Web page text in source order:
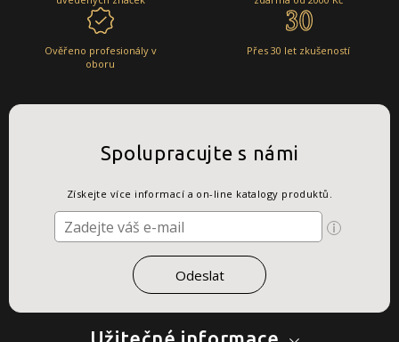
Ověřeno profesionály v
oboru
Přes 30 let zkušeností
Spolupracujte s námi
Získejte více informací a on-line katalogy produktů.